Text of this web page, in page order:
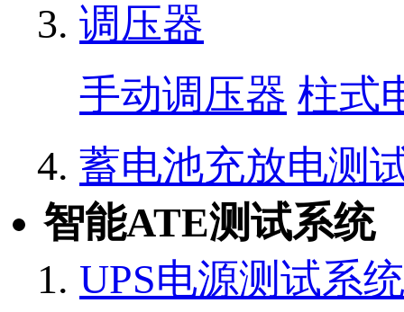
调压器
手动调压器 柱式
蓄电池充放电测
智能ATE测试系统
UPS电源测试系统